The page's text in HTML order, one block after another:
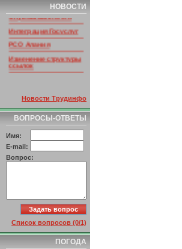
НОВОСТИ
Изменение работы
Службы Занятости
Интеграция Госуслуг
РСО Алания
Изменение структуры
ссылок
Новости Трудинфо
ВОПРОСЫ-ОТВЕТЫ
Имя:
E-mail:
Вопрос:
Список вопросов (0/1)
ПОГОДА